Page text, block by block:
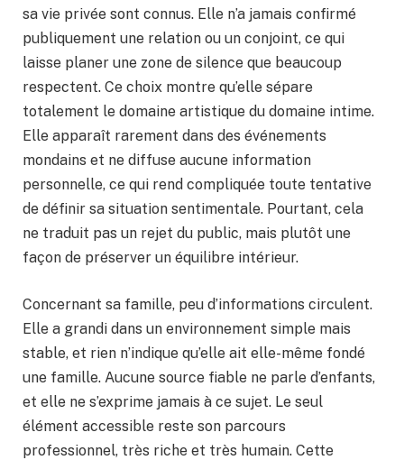
sa vie privée sont connus. Elle n’a jamais confirmé
publiquement une relation ou un conjoint, ce qui
laisse planer une zone de silence que beaucoup
respectent. Ce choix montre qu’elle sépare
totalement le domaine artistique du domaine intime.
Elle apparaît rarement dans des événements
mondains et ne diffuse aucune information
personnelle, ce qui rend compliquée toute tentative
de définir sa situation sentimentale. Pourtant, cela
ne traduit pas un rejet du public, mais plutôt une
façon de préserver un équilibre intérieur.
Concernant sa famille, peu d’informations circulent.
Elle a grandi dans un environnement simple mais
stable, et rien n’indique qu’elle ait elle-même fondé
une famille. Aucune source fiable ne parle d’enfants,
et elle ne s’exprime jamais à ce sujet. Le seul
élément accessible reste son parcours
professionnel, très riche et très humain. Cette